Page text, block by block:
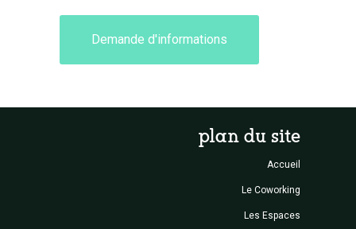
Demande d'informations
plan du site
Accueil
Le Coworking
Les Espaces